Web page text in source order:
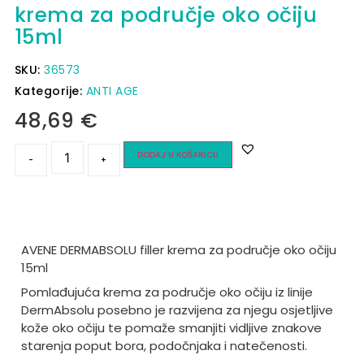
krema za područje oko očiju
15ml
SKU:36573
Kategorije: ANTI AGE
48,69 €
- + DODAJ U KOŠARICU
AVENE DERMABSOLU filler krema za područje oko očiju
15ml
Pomlađujuća krema za područje oko očiju iz linije
DermAbsolu posebno je razvijena za njegu osjetljive
kože oko očiju te pomaže smanjiti vidljive znakove
starenja poput bora, podočnjaka i natečenosti.